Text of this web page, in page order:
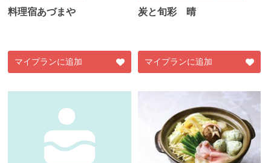
料理宿あづまや
マイプランに追加
炭と旬彩 晴
マイプランに追加